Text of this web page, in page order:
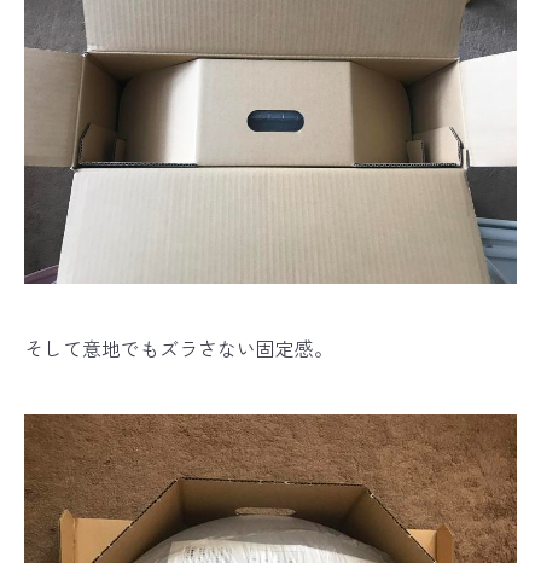
そして意地でもズラさない固定感。